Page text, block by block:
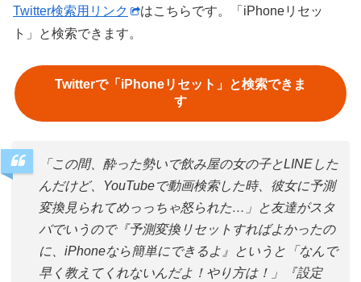
Twitter検索用リンク
はこちらです。「iPhoneリセッ
ト」と検索できます。
Twitterで「iPhoneリセット」と検索できま
す
「この間、酔った勢いで飲み屋の女の子とLINEした
んだけど、YouTubeで動画検索した時、彼女に予測
変換見られてめっっちゃ怒られた…」と友達がスタ
バでいうので『予測変換リセットすればよかったの
に、iPhoneなら簡単にできるよ』というと「なんで
早く教えてくれないんだよ！やり方は！」『設定